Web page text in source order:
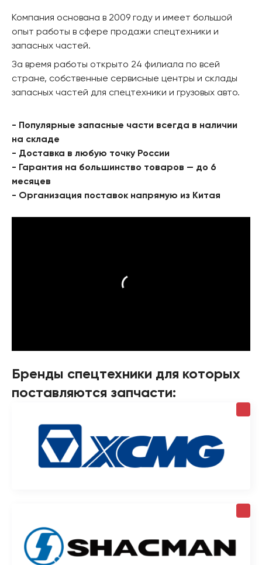
Компания основана в 2009 году и имеет большой
опыт работы в сфере продажи спецтехники и
запасных частей.
За время работы открыто 24 филиала по всей
стране, собственные сервисные центры и склады
запасных частей для спецтехники и грузовых авто.
- Популярные запасные части всегда в наличии
на складе
- Доставка в любую точку России
- Гарантия на большинство товаров — до 6
месяцев
- Организация поставок напрямую из Китая
Бренды спецтехники для которых
поставляются запчасти: